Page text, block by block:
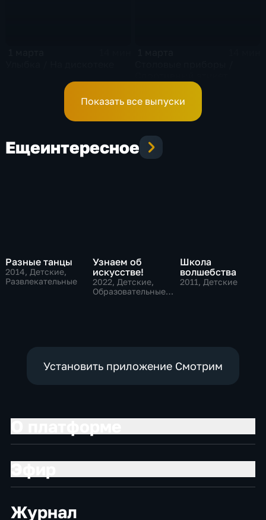
Показать все выпуски
Ещеинтересное
Разные танцы
2014, Детские,
Развлекательные
Узнаем об
искусстве!
2022, Детские,
Образовательные,
Школа
волшебства
2011, Детские
Установить приложение Смотрим
Журнал